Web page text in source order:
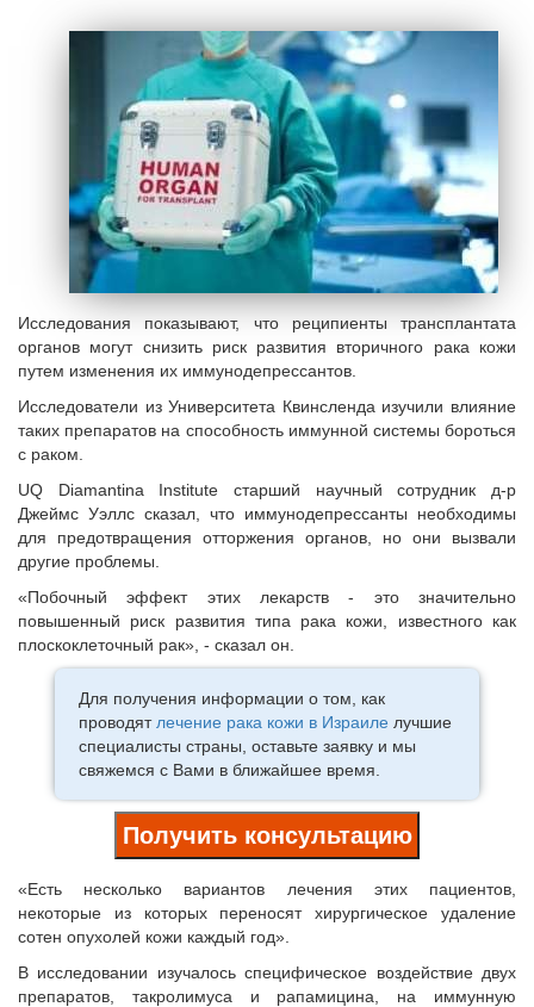
Исследования показывают, что реципиенты трансплантата
органов могут снизить риск развития вторичного рака кожи
путем изменения их иммунодепрессантов.
Исследователи из Университета Квинсленда изучили влияние
таких препаратов на способность иммунной системы бороться
с раком.
UQ Diamantina Institute старший научный сотрудник д-р
Джеймс Уэллс сказал, что иммунодепрессанты необходимы
для предотвращения отторжения органов, но они вызвали
другие проблемы.
«Побочный эффект этих лекарств - это значительно
повышенный риск развития типа рака кожи, известного как
плоскоклеточный рак», - сказал он.
Для получения информации о том, как
проводят лечение рака кожи в Израиле лучшие
специалисты страны, оставьте заявку и мы
свяжемся с Вами в ближайшее время.
Получить консультацию
«Есть несколько вариантов лечения этих пациентов,
некоторые из которых переносят хирургическое удаление
сотен опухолей кожи каждый год».
В исследовании изучалось специфическое воздействие двух
препаратов, такролимуса и рапамицина, на иммунную